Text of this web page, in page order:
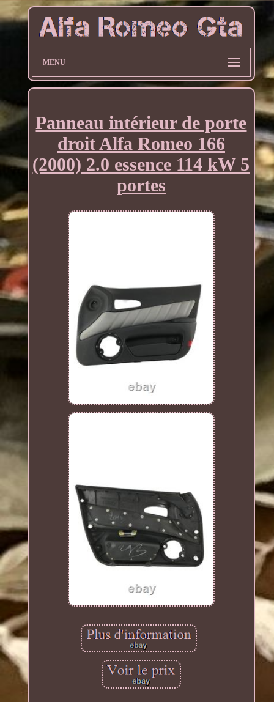
MENU
Panneau intérieur de porte
droit Alfa Romeo 166
(2000) 2.0 essence 114 kW 5
portes